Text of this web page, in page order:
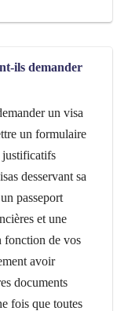
ils demander
un visa
un formulaire
justificatifs
desservant sa
passeport
et une
fonction de vos
avoir
documents
fois que toutes